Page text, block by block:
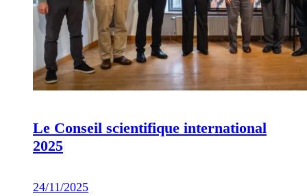
Le Conseil scientifique international
2025
24/11/2025